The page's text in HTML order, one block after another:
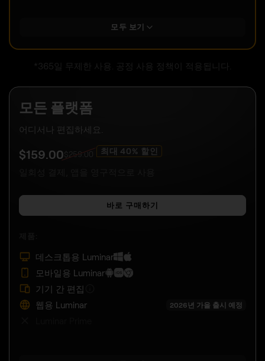
모두 보기
*365일 무제한 사용. 공정 사용 정책이 적용됩니다.
모든 플랫폼
어디서나 편집하세요.
$159 .00 259.00 최대 40% 할인
바로 구매하기
데스크톱용 Luminar
모바일용 Luminar
기기 간 편집
웹용 Luminar
2026년 가을 출시 예정